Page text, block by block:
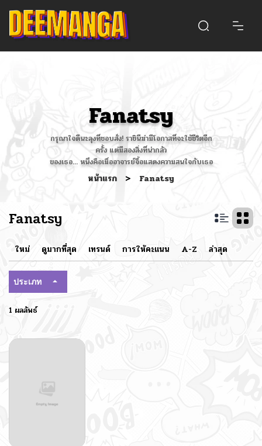
Fanatsy
กรุณาใจดีนะลุงที่ชอบสั่ง! ราชินีฆ่ามีโอกาสที่จะใช้ชีวิตอีก
ครั้ง แต่มีสองสิ่งที่น่ากลัว
ของเธอ... หนึ่งคือเมื่ออาจารย์จื้อแสดงความสนใจกับเธอ
หน้าแรก > Fanatsy
Fanatsy
ใหม่ ดูมากที่สุด เทรนด์ การให้คะแนน A-Z ล่าสุด
ประเภท
1 ผลลัพธ์